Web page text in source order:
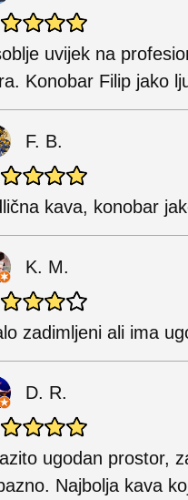
uvijek na
Konobar Filip jako
F. B.
kava, konobar
K. M.
zadimljeni ali ima
D. R.
ugodan prostor,
Najbolja kava